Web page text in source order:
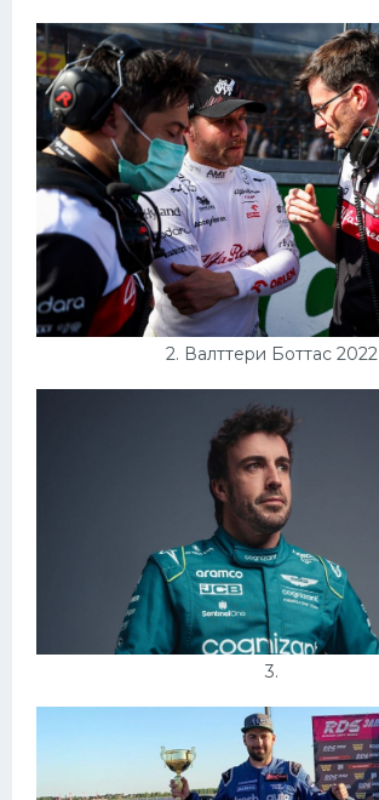
2. Валттери Боттас 2022
3.
Хоккей
Велогонки
Конькобежный спорт
Тренажеры
Интерьеры квартир